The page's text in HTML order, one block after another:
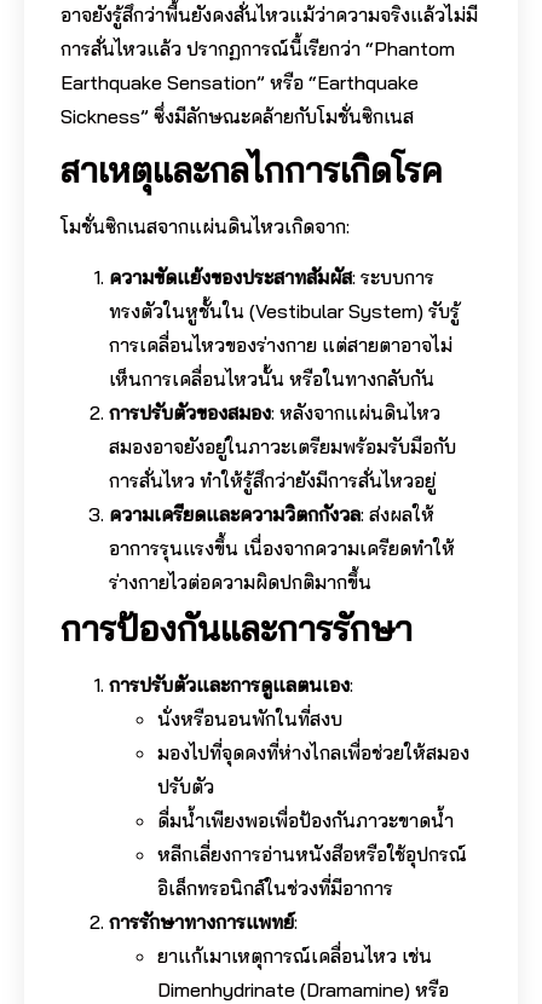
อาจยังรู้สึกว่าพื้นยังคงสั่นไหวแม้ว่าความจริงแล้วไม่มี
การสั่นไหวแล้ว ปรากฏการณ์นี้เรียกว่า “Phantom
Earthquake Sensation” หรือ “Earthquake
Sickness” ซึ่งมีลักษณะคล้ายกับโมชั่นซิกเนส
สาเหตุและกลไกการเกิดโรค
โมชั่นซิกเนสจากแผ่นดินไหวเกิดจาก:
ความขัดแย้งของประสาทสัมผัส: ระบบการ
ทรงตัวในหูชั้นใน (Vestibular System) รับรู้
การเคลื่อนไหวของร่างกาย แต่สายตาอาจไม่
เห็นการเคลื่อนไหวนั้น หรือในทางกลับกัน
การปรับตัวของสมอง: หลังจากแผ่นดินไหว
สมองอาจยังอยู่ในภาวะเตรียมพร้อมรับมือกับ
การสั่นไหว ทำให้รู้สึกว่ายังมีการสั่นไหวอยู่
ความเครียดและความวิตกกังวล: ส่งผลให้
อาการรุนแรงขึ้น เนื่องจากความเครียดทำให้
ร่างกายไวต่อความผิดปกติมากขึ้น
การป้องกันและการรักษา
การปรับตัวและการดูแลตนเอง:
นั่งหรือนอนพักในที่สงบ
มองไปที่จุดคงที่ห่างไกลเพื่อช่วยให้สมอง
ปรับตัว
ดื่มน้ำเพียงพอเพื่อป้องกันภาวะขาดน้ำ
หลีกเลี่ยงการอ่านหนังสือหรือใช้อุปกรณ์
อิเล็กทรอนิกส์ในช่วงที่มีอาการ
การรักษาทางการแพทย์:
ยาแก้เมาเหตุการณ์เคลื่อนไหว เช่น
Dimenhydrinate (Dramamine) หรือ